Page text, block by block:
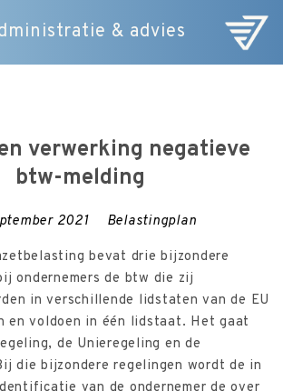
& advies
verwerking negatieve
btw-melding
2021 Belastingplan
bevat drie bijzondere
ondernemers de btw die zij
in verschillende lidstaten van de EU
en voldoen in één lidstaat. Het gaat
de Unieregeling en de
die bijzondere regelingen wordt de in